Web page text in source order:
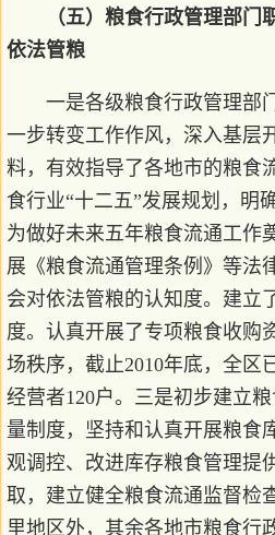
（五）粮食行政管理部
依法管粮
一是各级粮食行政管理部
一步转变工作作风，深入基层
料，有效指导了各地市的粮食
食行业“十二五”发展规划，明
为做好未来五年粮食流通工作
展《粮食流通管理条例》等法
会对依法管粮的认知度。建立
度。认真开展了专项粮食收购
场秩序，截止2010年底，全区
经营者120户。三是初步建立
量制度，坚持和认真开展粮食
观调控、改进库存粮食管理提
取，建立健全粮食流通监督检
里地区外，其余各地市粮食行